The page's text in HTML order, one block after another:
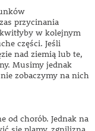
przycinania
w kolejnym
części. Jeśli
nad ziemią lub te,
Musimy jednak
zobaczymy na nich
od chorób. Jednak na